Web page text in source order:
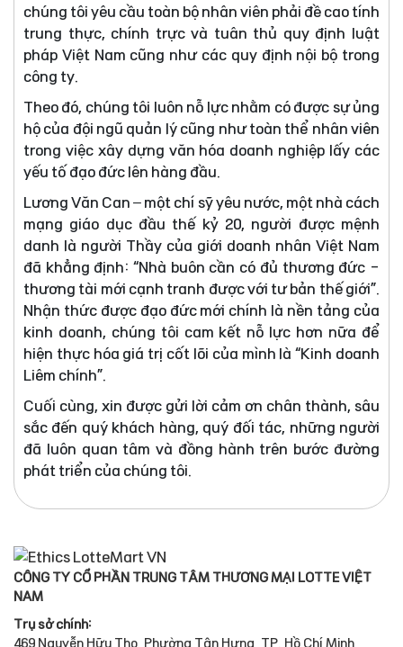
chúng tôi yêu cầu toàn bộ nhân viên phải đề cao tính
trung thực, chính trực và tuân thủ quy định luật
pháp Việt Nam cũng như các quy định nội bộ trong
công ty.
Theo đó, chúng tôi luôn nỗ lực nhằm có được sự ủng
hộ của đội ngũ quản lý cũng như toàn thể nhân viên
trong việc xây dựng văn hóa doanh nghiệp lấy các
yếu tố đạo đức lên hàng đầu.
Lương Văn Can – một chí sỹ yêu nước, một nhà cách
mạng giáo dục đầu thế kỷ 20, người được mệnh
danh là người Thầy của giới doanh nhân Việt Nam
đã khẳng định: “Nhà buôn cần có đủ thương đức -
thương tài mới cạnh tranh được với tư bản thế giới”.
Nhận thức được đạo đức mới chính là nền tảng của
kinh doanh, chúng tôi cam kết nỗ lực hơn nữa để
hiện thực hóa giá trị cốt lõi của mình là “Kinh doanh
Liêm chính”.
Cuối cùng, xin được gửi lời cảm ơn chân thành, sâu
sắc đến quý khách hàng, quý đối tác, những người
đã luôn quan tâm và đồng hành trên bước đường
phát triển của chúng tôi.
CÔNG TY CỔ PHẦN TRUNG TÂM THƯƠNG MẠI LOTTE VIỆT
NAM
Trụ sở chính:
469 Nguyễn Hữu Thọ, Phường Tân Hưng, TP. Hồ Chí Minh